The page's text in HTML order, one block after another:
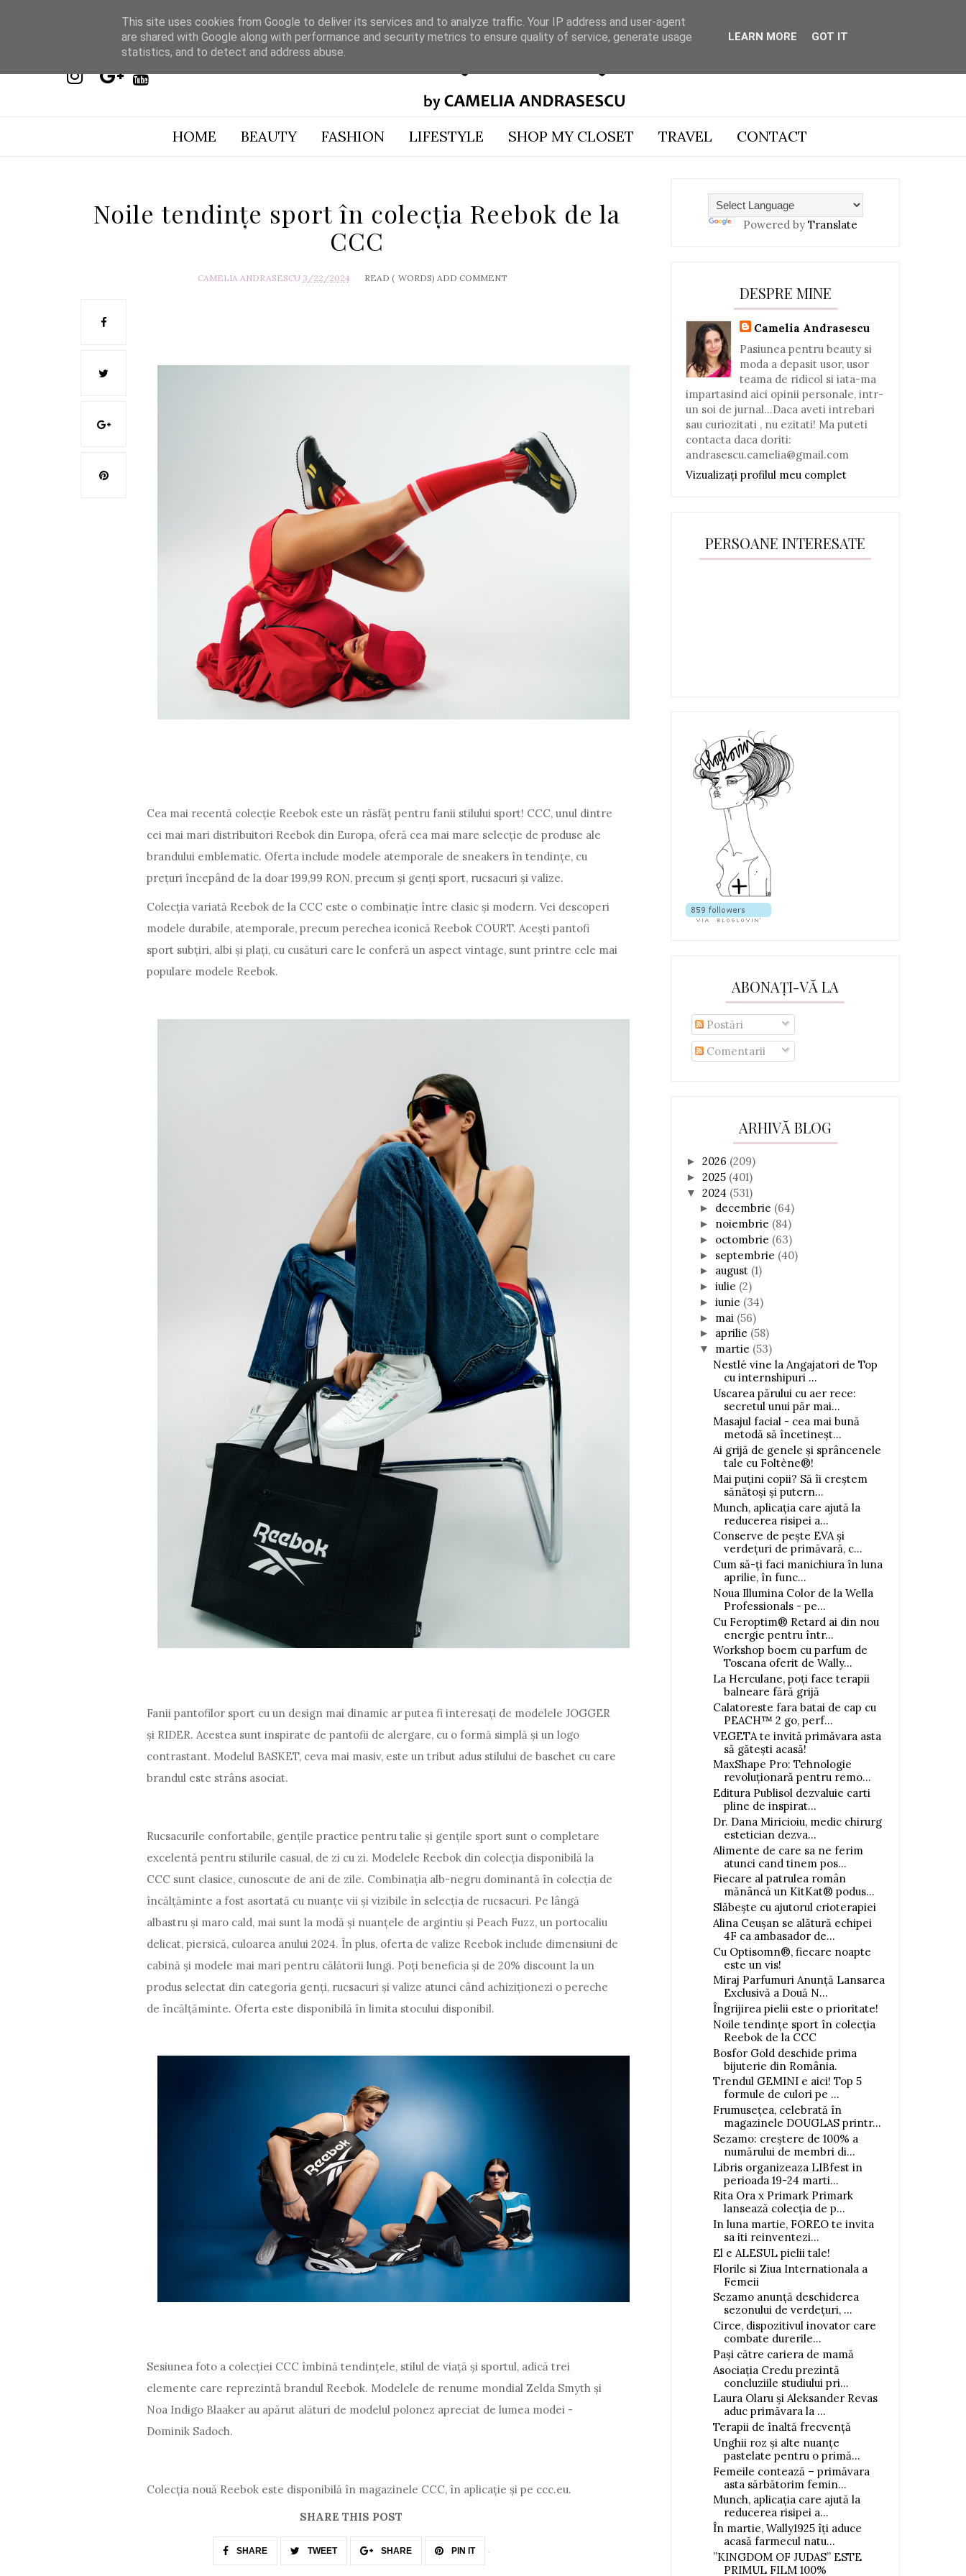
HOME BEAUTY FASHION LIFESTYLE SHOP MY CLOSET TRAVEL CONTACT
Noile tendințe sport în colecția Reebok de la
CCC
CAMELIA ANDRASESCU 3/22/2024 READ ( WORDS) ADD COMMENT
Cea mai recentă colecție Reebok este un răsfăț pentru fanii stilului sport! CCC, unul dintre
cei mai mari distribuitori Reebok din Europa, oferă cea mai mare selecție de produse ale
brandului emblematic. Oferta include modele atemporale de sneakers în tendințe, cu
prețuri începând de la doar 199,99 RON, precum și genți sport, rucsacuri și valize.
Colecția variată Reebok de la CCC este o combinație între clasic și modern. Vei descoperi
modele durabile, atemporale, precum perechea iconică Reebok COURT. Acești pantofi
sport subțiri, albi și plați, cu cusături care le conferă un aspect vintage, sunt printre cele mai
populare modele Reebok.
Fanii pantofilor sport cu un design mai dinamic ar putea fi interesați de modelele JOGGER
și RIDER. Acestea sunt inspirate de pantofii de alergare, cu o formă simplă și un logo
contrastant. Modelul BASKET, ceva mai masiv, este un tribut adus stilului de baschet cu care
brandul este strâns asociat.
Rucsacurile confortabile, gențile practice pentru talie și gențile sport sunt o completare
excelentă pentru stilurile casual, de zi cu zi. Modelele Reebok din colecția disponibilă la
CCC sunt clasice, cunoscute de ani de zile. Combinația alb-negru dominantă în colecția de
încălțăminte a fost asortată cu nuanțe vii și vizibile în selecția de rucsacuri. Pe lângă
albastru și maro cald, mai sunt la modă și nuanțele de argintiu și Peach Fuzz, un portocaliu
delicat, piersică, culoarea anului 2024. În plus, oferta de valize Reebok include dimensiuni de
cabină și modele mai mari pentru călătorii lungi. Poți beneficia și de 20% discount la un
produs selectat din categoria genți, rucsacuri și valize atunci când achiziționezi o pereche
de încălțăminte. Oferta este disponibilă în limita stocului disponibil.
Sesiunea foto a colecției CCC îmbină tendințele, stilul de viață și sportul, adică trei
elemente care reprezintă brandul Reebok. Modelele de renume mondial Zelda Smyth și
Noa Indigo Blaaker au apărut alături de modelul polonez apreciat de lumea modei -
Dominik Sadoch.
Colecția nouă Reebok este disponibilă în magazinele CCC, în aplicație și pe ccc.eu.
SHARE THIS POST
SHARE TWEET SHARE PIN IT
Powered by Translate
DESPRE MINE
Camelia Andrasescu
Pasiunea pentru beauty si
moda a depasit usor, usor
teama de ridicol si iata-ma
impartasind aici opinii personale, intr-
un soi de jurnal...Daca aveti intrebari
sau curiozitati , nu ezitati! Ma puteti
contacta daca doriti:
andrasescu.camelia@gmail.com
Vizualizați profilul meu complet
PERSOANE INTERESATE
ABONAȚI-VĂ LA
Postări
Comentarii
ARHIVĂ BLOG
► 2026 (209)
► 2025 (401)
▼ 2024 (531)
► decembrie (64)
► noiembrie (84)
► octombrie (63)
► septembrie (40)
► august (1)
► iulie (2)
► iunie (34)
► mai (56)
► aprilie (58)
▼ martie (53)
Nestlé vine la Angajatori de Top
cu internshipuri ...
Uscarea părului cu aer rece:
secretul unui păr mai...
Masajul facial - cea mai bună
metodă să încetineșt...
Ai grijă de genele și sprâncenele
tale cu Foltène®!
Mai puțini copii? Să îi creștem
sănătoși și putern...
Munch, aplicația care ajută la
reducerea risipei a...
Conserve de pește EVA și
verdețuri de primăvară, c...
Cum să-ți faci manichiura în luna
aprilie, în func...
Noua Illumina Color de la Wella
Professionals - pe...
Cu Feroptim® Retard ai din nou
energie pentru într...
Workshop boem cu parfum de
Toscana oferit de Wally...
La Herculane, poți face terapii
balneare fără grijă
Calatoreste fara batai de cap cu
PEACH™ 2 go, perf...
VEGETA te invită primăvara asta
să gătești acasă!
MaxShape Pro: Tehnologie
revoluționară pentru remo...
Editura Publisol dezvaluie carti
pline de inspirat...
Dr. Dana Miricioiu, medic chirurg
estetician dezva...
Alimente de care sa ne ferim
atunci cand tinem pos...
Fiecare al patrulea român
mănâncă un KitKat® podus...
Slăbește cu ajutorul crioterapiei
Alina Ceușan se alătură echipei
4F ca ambasador de...
Cu Optisomn®, fiecare noapte
este un vis!
Miraj Parfumuri Anunță Lansarea
Exclusivă a Două N...
Îngrijirea pielii este o prioritate!
Noile tendințe sport în colecția
Reebok de la CCC
Bosfor Gold deschide prima
bijuterie din România.
Trendul GEMINI e aici! Top 5
formule de culori pe ...
Frumusețea, celebrată în
magazinele DOUGLAS printr...
Sezamo: creștere de 100% a
numărului de membri di...
Libris organizeaza LIBfest in
perioada 19-24 marti...
Rita Ora x Primark Primark
lansează colecția de p...
In luna martie, FOREO te invita
sa iti reinventezi...
El e ALESUL pielii tale!
Florile si Ziua Internationala a
Femeii
Sezamo anunță deschiderea
sezonului de verdețuri, ...
Circe, dispozitivul inovator care
combate durerile...
Pași către cariera de mamă
Asociația Credu prezintă
concluziile studiului pri...
Laura Olaru și Aleksander Revas
aduc primăvara la ...
Terapii de înaltă frecvență
Unghii roz și alte nuanțe
pastelate pentru o primă...
Femeile contează – primăvara
asta sărbătorim femin...
Munch, aplicația care ajută la
reducerea risipei a...
În martie, Wally1925 îți aduce
acasă farmecul natu...
”KINGDOM OF JUDAS” ESTE
PRIMUL FILM 100%
This site uses cookies from Google to deliver its services and to analyze traffic. Your IP address and user-agent
are shared with Google along with performance and security metrics to ensure quality of service, generate usage
statistics, and to detect and address abuse.
LEARN MORE GOT IT